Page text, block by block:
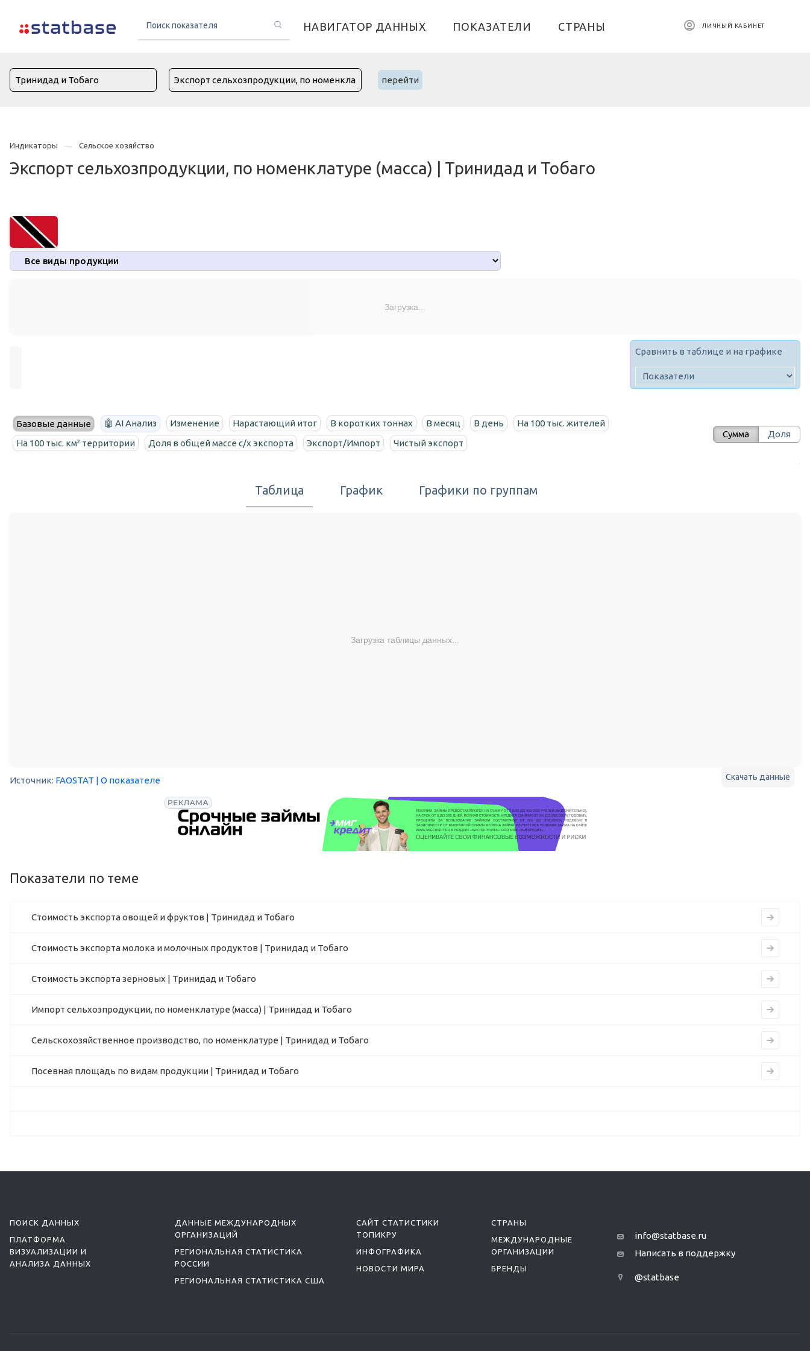
НАВИГАТОР ДАННЫХ ПОКАЗАТЕЛИ СТРАНЫ ЛИЧНЫЙ КАБИНЕТ
перейти
Индикаторы Сельское хозяйство
Экспорт сельхозпродукции, по номенклатуре (масса) | Тринидад и Тобаго
Загрузка...
Сравнить в таблице и на графике
Базовые данные 🤖 AI Анализ Изменение Нарастающий итог В коротких тоннах В месяц В день
На 100 тыс. жителей
На 100 тыс. км² территории
Доля в общей массе с/х экспорта Экспорт/Импорт Чистый экспорт
Сумма Доля
Таблица График Графики по группам
Загрузка таблицы данных...
Скачать данные
Источник: FAOSTAT | О показателе
Показатели по теме
Стоимость экспорта овощей и фруктов | Тринидад и Тобаго
Стоимость экспорта молока и молочных продуктов | Тринидад и Тобаго
Стоимость экспорта зерновых | Тринидад и Тобаго
Импорт сельхозпродукции, по номенклатуре (масса) | Тринидад и Тобаго
Сельскохозяйственное производство, по номенклатуре | Тринидад и Тобаго
Посевная площадь по видам продукции | Тринидад и Тобаго
ПОИСК ДАННЫХ
ПЛАТФОРМА
ВИЗУАЛИЗАЦИИ И
АНАЛИЗА ДАННЫХ
ДАННЫЕ МЕЖДУНАРОДНЫХ
ОРГАНИЗАЦИЙ
РЕГИОНАЛЬНАЯ СТАТИСТИКА
РОССИИ
РЕГИОНАЛЬНАЯ СТАТИСТИКА США
САЙТ СТАТИСТИКИ
ТОПИКРУ
ИНФОГРАФИКА
НОВОСТИ МИРА
СТРАНЫ
МЕЖДУНАРОДНЫЕ
ОРГАНИЗАЦИИ
БРЕНДЫ
info@statbase.ru
Написать в поддержку
@statbase